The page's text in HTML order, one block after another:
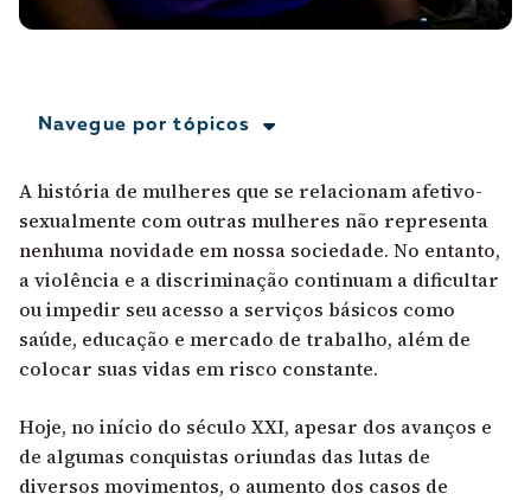
Navegue por tópicos
A história de mulheres que se relacionam afetivo-
sexualmente com outras mulheres não representa
nenhuma novidade em nossa sociedade. No entanto,
a violência e a discriminação continuam a dificultar
ou impedir seu acesso a serviços básicos como
saúde, educação e mercado de trabalho, além de
colocar suas vidas em risco constante.
Hoje, no início do século XXI, apesar dos avanços e
de algumas conquistas oriundas das lutas de
diversos movimentos, o aumento dos casos de